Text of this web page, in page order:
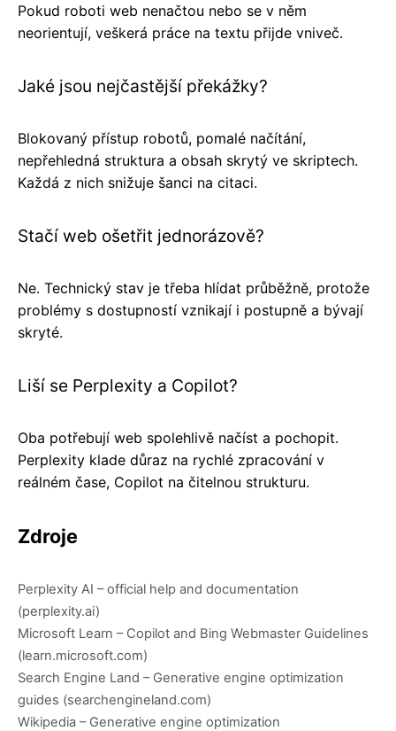
Pokud roboti web nenačtou nebo se v něm
neorientují, veškerá práce na textu přijde vniveč.
Jaké jsou nejčastější překážky?
Blokovaný přístup robotů, pomalé načítání,
nepřehledná struktura a obsah skrytý ve skriptech.
Každá z nich snižuje šanci na citaci.
Stačí web ošetřit jednorázově?
Ne. Technický stav je třeba hlídat průběžně, protože
problémy s dostupností vznikají i postupně a bývají
skryté.
Liší se Perplexity a Copilot?
Oba potřebují web spolehlivě načíst a pochopit.
Perplexity klade důraz na rychlé zpracování v
reálném čase, Copilot na čitelnou strukturu.
Zdroje
Perplexity AI – official help and documentation
(perplexity.ai)
Microsoft Learn – Copilot and Bing Webmaster Guidelines
(learn.microsoft.com)
Search Engine Land – Generative engine optimization
guides (searchengineland.com)
Wikipedia – Generative engine optimization